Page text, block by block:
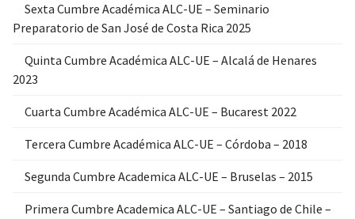
Sexta Cumbre Académica ALC-UE – Seminario
Preparatorio de San José de Costa Rica 2025
Quinta Cumbre Académica ALC-UE – Alcalá de Henares
2023
Cuarta Cumbre Académica ALC-UE – Bucarest 2022
Tercera Cumbre Académica ALC-UE – Córdoba – 2018
Segunda Cumbre Academica ALC-UE – Bruselas – 2015
Primera Cumbre Academica ALC-UE – Santiago de Chile –